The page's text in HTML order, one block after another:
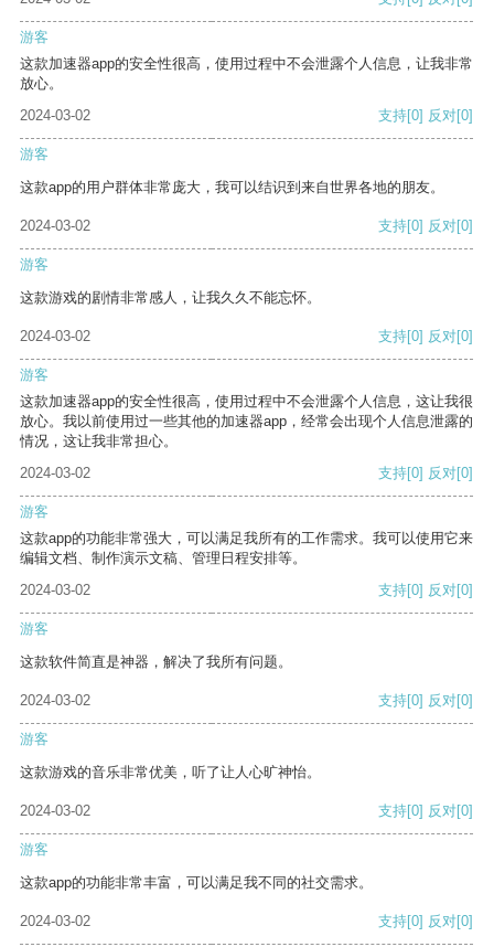
游客
这款加速器app的安全性很高，使用过程中不会泄露个人信息，让我非常
放心。
2024-03-02
支持[0] 反对[0]
游客
这款app的用户群体非常庞大，我可以结识到来自世界各地的朋友。
2024-03-02 支持[0] 反对[0]
游客
这款游戏的剧情非常感人，让我久久不能忘怀。
2024-03-02 支持[0] 反对[0]
游客
这款加速器app的安全性很高，使用过程中不会泄露个人信息，这让我很
放心。我以前使用过一些其他的加速器app，经常会出现个人信息泄露的
情况，这让我非常担心。
2024-03-02
支持[0] 反对[0]
游客
这款app的功能非常强大，可以满足我所有的工作需求。我可以使用它来
编辑文档、制作演示文稿、管理日程安排等。
2024-03-02
支持[0] 反对[0]
游客
这款软件简直是神器，解决了我所有问题。
2024-03-02 支持[0] 反对[0]
游客
这款游戏的音乐非常优美，听了让人心旷神怡。
2024-03-02 支持[0] 反对[0]
游客
这款app的功能非常丰富，可以满足我不同的社交需求。
2024-03-02 支持[0] 反对[0]